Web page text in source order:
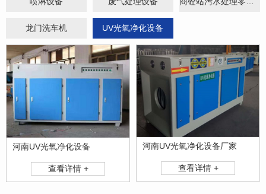
龙门洗车机 UV光氧净化设备
河南UV光氧净化设备
查看详情 +
河南UV光氧净化设备厂家
查看详情 +